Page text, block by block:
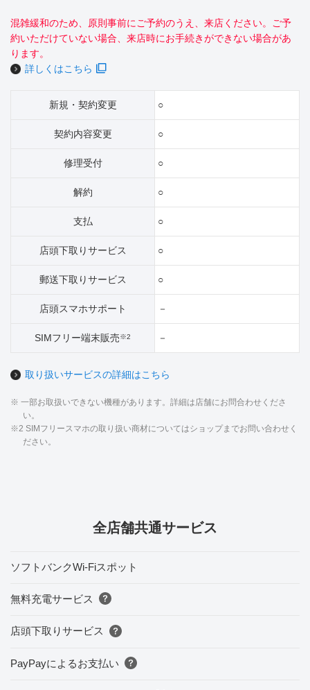
混雑緩和のため、原則事前にご予約のうえ、来店ください。ご予
約いただけていない場合、来店時にお手続きができない場合があ
ります。
詳しくはこちら
新規・契約変更 ○
契約内容変更 ○
修理受付 ○
解約 ○
支払 ○
店頭下取りサービス ○
郵送下取りサービス ○
店頭スマホサポート －
SIMフリー端末販売※2 －
取り扱いサービスの詳細はこちら
※ 一部お取扱いできない機種があります。詳細は店舗にお問合わせくださ
い。
※2 SIMフリースマホの取り扱い商材についてはショップまでお問い合わせく
ださい。
全店舗共通サービス
ソフトバンクWi-Fiスポット
無料充電サービス
店頭下取りサービス
PayPayによるお支払い